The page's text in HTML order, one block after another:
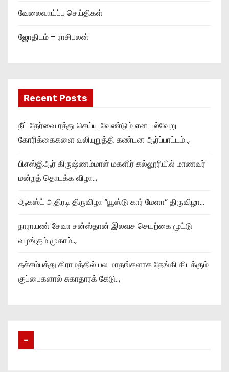
வேலைவாய்ப்பு செய்திகள்
ஜோதிடம் – ராசிபலன்
Recent Posts
நீட் தேர்வை ரத்து செய்ய வேண்டும் என பல்வேறு
கோரிக்கைகளை வலியுறுத்தி கண்டன ஆர்ப்பாட்டம்..,
பிஎஸ்ஜிஆர் கிருஷ்ணம்மாள் மகளிர் கல்லூரியில் மாணவர்
மன்றத் தொடக்க விழா..,
ஆகஸ்ட் அதிரடி திருவிழா “யூஸ்டு கார் மேளா” திருவிழா…
நாராயண் சேவா சன்ஸ்தான் இலவச செயற்கை மூட்டு
வழங்கும் முகாம்..,
தச்சம்பத்து கிராமத்தில் பல மாதங்களாக தேங்கி கிடக்கும்
குப்பைகளால் சுகாதாரக் கேடு..,
–